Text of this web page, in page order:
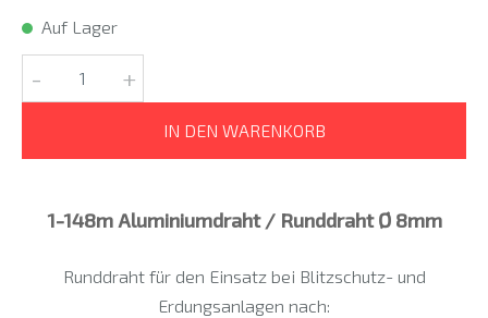
Auf Lager
- +
IN DEN WARENKORB
1-148m Aluminiumdraht / Runddraht Ø 8mm
Runddraht für den Einsatz bei Blitzschutz- und
Erdungsanlagen nach: